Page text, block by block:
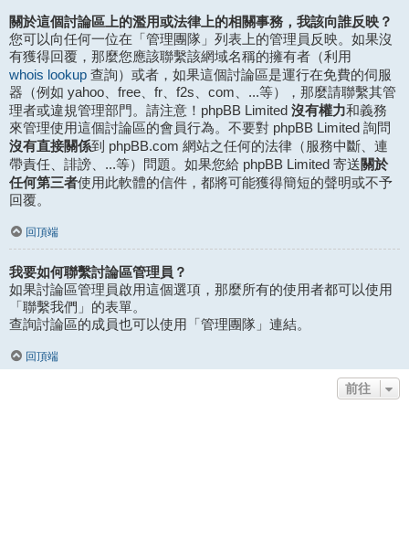
關於這個討論區上的濫用或法律上的相關事務，我該向誰反映？
您可以向任何一位在「管理團隊」列表上的管理員反映。如果沒
有獲得回覆，那麼您應該聯繫該網域名稱的擁有者（利用
whois lookup 查詢）或者，如果這個討論區是運行在免費的伺服
器（例如 yahoo、free、fr、f2s、com、...等），那麼請聯繫其管
理者或違規管理部門。請注意！phpBB Limited 沒有權力和義務
來管理使用這個討論區的會員行為。不要對 phpBB Limited 詢問
沒有直接關係到 phpBB.com 網站之任何的法律（服務中斷、連
帶責任、誹謗、...等）問題。如果您給 phpBB Limited 寄送關於
任何第三者使用此軟體的信件，都將可能獲得簡短的聲明或不予
回覆。
回頂端
我要如何聯繫討論區管理員？
如果討論區管理員啟用這個選項，那麼所有的使用者都可以使用
「聯繫我們」的表單。
查詢討論區的成員也可以使用「管理團隊」連結。
回頂端
前往